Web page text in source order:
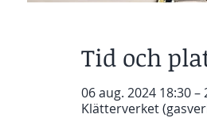
Tid och
06 aug. 2024 18:30 –
Klätterverket